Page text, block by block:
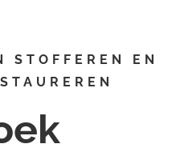
STOFFEREN EN